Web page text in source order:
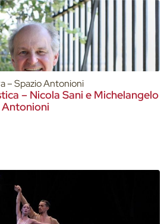
– Spazio Antonioni
– Nicola Sani e Michelangelo